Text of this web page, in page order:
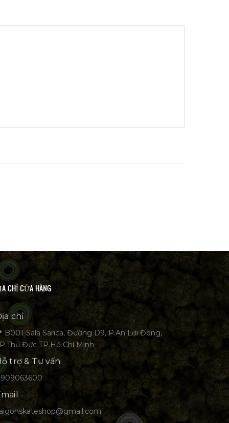
CHỈ CỬA HÀNG
chỉ
B001-Sala Sarica, Đường D9, P.An Lợi Đông,
Đức TP.Hồ Chí Minh
trợ & Tư vấn